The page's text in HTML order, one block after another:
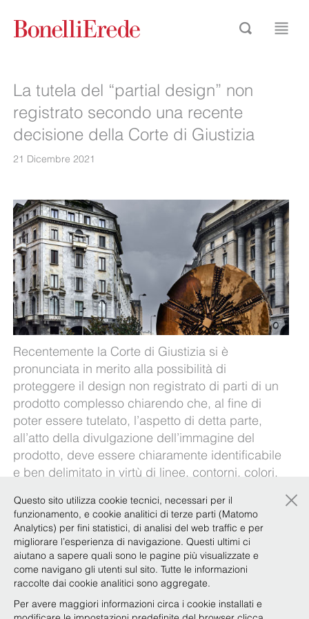
La tutela del “partial design” non
registrato secondo una recente
decisione della Corte di Giustizia
21 Dicembre 2021
Recentemente la Corte di Giustizia si è
pronunciata in merito alla possibilità di
proteggere il design non registrato di parti di un
prodotto complesso chiarendo che, al fine di
poter essere tutelato, l’aspetto di detta parte,
all’atto della divulgazione dell’immagine del
prodotto, deve essere chiaramente identificabile
e ben delimitato in virtù di linee, contorni, colori,
Quali sono i requisiti e i limiti di questa tutela?
Quali sono le opportunità e i rischi connessi a
questo nuovo orientamento della Corte di
Giustizia?
Il nostro
Focus Team Alta gamma
chiarisce questi
aspetti nel documento disponibilequi.
Questo sito utilizza cookie tecnici, necessari per il
funzionamento, e cookie analitici di terze parti (Matomo
Analytics) per fini statistici, di analisi del web traffic e per
migliorare l’esperienza di navigazione. Questi ultimi ci
aiutano a sapere quali sono le pagine più visualizzate e
come navigano gli utenti sul sito. Tutte le informazioni
raccolte dai cookie analitici sono aggregate.
Per avere maggiori informazioni circa i cookie installati e
×